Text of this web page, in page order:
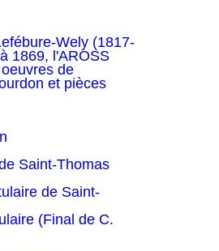
Wely (1817-
1869, l'AROSS
de
et pièces
Saint-Thomas
de Saint-
(Final de C.